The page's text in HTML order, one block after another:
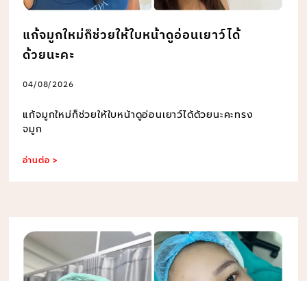
แก้จมูกใหม่ก็ช่วยให้ใบหน้าดูอ่อนเยาว์ได้
ด้วยนะคะ
04/08/2026
แก้จมูกใหม่ก็ช่วยให้ใบหน้าดูอ่อนเยาว์ได้ด้วยนะคะทรง
จมูก
อ่านต่อ >